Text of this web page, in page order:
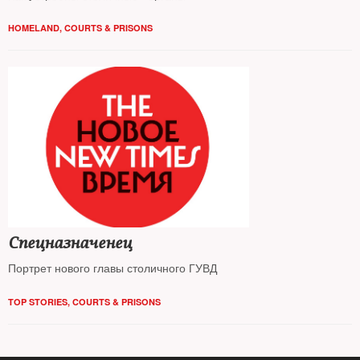
HOMELAND, COURTS & PRISONS
Спецназначенец
Портрет нового главы столичного ГУВД
TOP STORIES, COURTS & PRISONS